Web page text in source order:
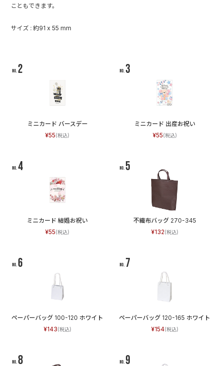
こともできます。
サイズ : 約91 x 55 mm
ミニカード バースデー
55
ミニカード 出産お祝い
55
ミニカード 結婚お祝い
55
不織布バッグ 270-345
132
ペーパーバッグ 100-120 ホワイト
143
ペーパーバッグ 120-165 ホワイト
154